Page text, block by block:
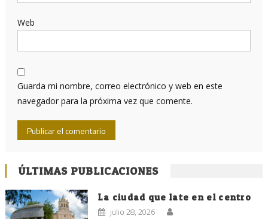
Web
Guarda mi nombre, correo electrónico y web en este
navegador para la próxima vez que comente.
ÚLTIMAS PUBLICACIONES
La ciudad que late en el centro
julio 28, 2026